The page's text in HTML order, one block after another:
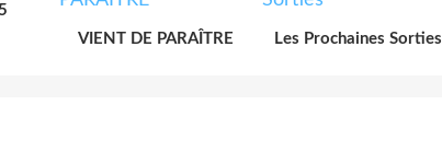
VIENT DE PARAÎTRE
Les Prochaines Sorties